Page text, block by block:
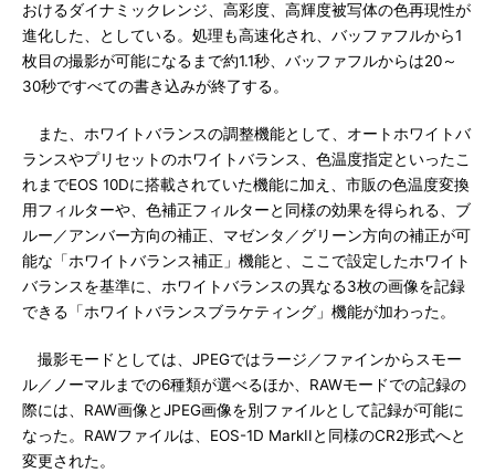
おけるダイナミックレンジ、高彩度、高輝度被写体の色再現性が
進化した、としている。処理も高速化され、バッファフルから1
枚目の撮影が可能になるまで約1.1秒、バッファフルからは20～
30秒ですべての書き込みが終了する。
また、ホワイトバランスの調整機能として、オートホワイトバ
ランスやプリセットのホワイトバランス、色温度指定といったこ
れまでEOS 10Dに搭載されていた機能に加え、市販の色温度変換
用フィルターや、色補正フィルターと同様の効果を得られる、ブ
ルー／アンバー方向の補正、マゼンタ／グリーン方向の補正が可
能な「ホワイトバランス補正」機能と、ここで設定したホワイト
バランスを基準に、ホワイトバランスの異なる3枚の画像を記録
できる「ホワイトバランスブラケティング」機能が加わった。
撮影モードとしては、JPEGではラージ／ファインからスモー
ル／ノーマルまでの6種類が選べるほか、RAWモードでの記録の
際には、RAW画像とJPEG画像を別ファイルとして記録が可能に
なった。RAWファイルは、EOS-1D MarkIIと同様のCR2形式へと
変更された。